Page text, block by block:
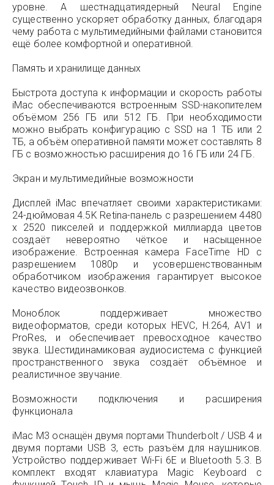
уровне. А шестнадцатиядерный Neural Engine
существенно ускоряет обработку данных, благодаря
чему работа с мультимедийными файлами становится
ещё более комфортной и оперативной.
Память и хранилище данных
Быстрота доступа к информации и скорость работы
iMac обеспечиваются встроенным SSD-накопителем
объёмом 256 ГБ или 512 ГБ. При необходимости
можно выбрать конфигурацию с SSD на 1 ТБ или 2
ТБ, а объём оперативной памяти может составлять 8
ГБ с возможностью расширения до 16 ГБ или 24 ГБ.
Экран и мультимедийные возможности
Дисплей iMac впечатляет своими характеристиками:
24-дюймовая 4.5K Retina-панель с разрешением 4480
x 2520 пикселей и поддержкой миллиарда цветов
создаёт невероятно чёткое и насыщенное
изображение. Встроенная камера FaceTime HD с
разрешением 1080p и усовершенствованным
обработчиком изображения гарантирует высокое
качество видеозвонков.
Моноблок поддерживает множество
видеоформатов, среди которых HEVC, H.264, AV1 и
ProRes, и обеспечивает превосходное качество
звука. Шестидинамиковая аудиосистема с функцией
пространственного звука создаёт объёмное и
реалистичное звучание.
Возможности подключения и расширения
функционала
iMac M3 оснащён двумя портами Thunderbolt / USB 4 и
двумя портами USB 3, есть разъём для наушников.
Устройство поддерживает Wi-Fi 6E и Bluetooth 5.3. В
комплект входят клавиатура Magic Keyboard с